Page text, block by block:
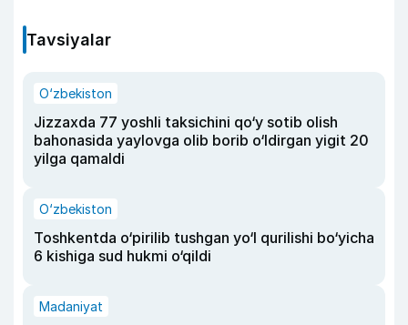
Tavsiyalar
O‘zbekiston
Jizzaxda 77 yoshli taksichini qo‘y sotib olish
bahonasida yaylovga olib borib o‘ldirgan yigit 20
yilga qamaldi
O‘zbekiston
Toshkentda o‘pirilib tushgan yo‘l qurilishi bo‘yicha
6 kishiga sud hukmi o‘qildi
Madaniyat